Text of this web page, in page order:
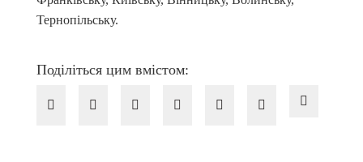
Тернопільську.
Поділіться цим вмістом: